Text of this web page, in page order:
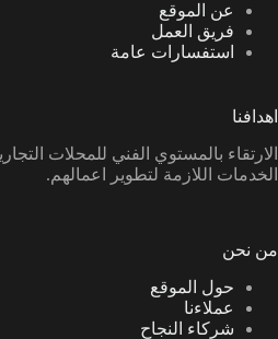
عن الموقع
فريق العمل
استفسارات عامة
اهدافنا
الارتقاء بالمستوي الفني للمحلات
الخدمات اللازمة لتطوير اعمالهم.
من نحن
حول الموقع
عملاءنا
شركاء النجاح